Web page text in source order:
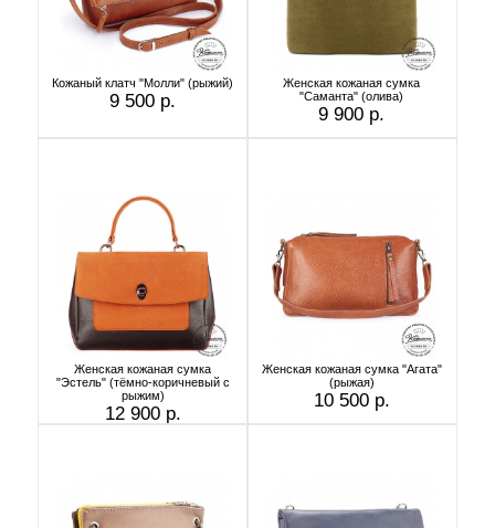
Кожаный клатч "Молли" (рыжий)
9 500 р.
Женская кожаная сумка
"Саманта" (олива)
9 900 р.
Женская кожаная сумка
"Эстель" (тёмно-коричневый с
рыжим)
12 900 р.
Женская кожаная сумка "Агата"
(рыжая)
10 500 р.